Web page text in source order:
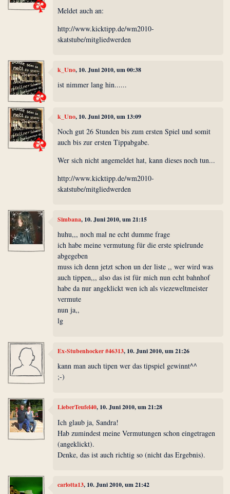
Meldet auch an:
http://www.kicktipp.de/wm2010-
skatstube/mitgliedwerden
k_Uno, 10. Juni 2010, um 00:38
ist nimmer lang hin......
k_Uno, 10. Juni 2010, um 13:09
Noch gut 26 Stunden bis zum ersten Spiel und somit
auch bis zur ersten Tippabgabe.
Wer sich nicht angemeldet hat, kann dieses noch tun...
http://www.kicktipp.de/wm2010-
skatstube/mitgliedwerden
Simbana, 10. Juni 2010, um 21:15
huhu,,, noch mal ne echt dumme frage
ich habe meine vermutung für die erste spielrunde
abgegeben
muss ich denn jetzt schon un der liste ,, wer wird was
auch tippen,,, also das ist für mich nun echt bahnhof
habe da nur angeklickt wen ich als viezeweltmeister
vermute
nun ja,,
lg
Ex-Stubenhocker #46313, 10. Juni 2010, um 21:26
kann man auch tipen wer das tipspiel gewinnt^^
;-)
LieberTeufel40, 10. Juni 2010, um 21:28
Ich glaub ja, Sandra!
Hab zumindest meine Vermutungen schon eingetragen
(angeklickt).
Denke, das ist auch richtig so (nicht das Ergebnis).
carlotta13, 10. Juni 2010, um 21:42